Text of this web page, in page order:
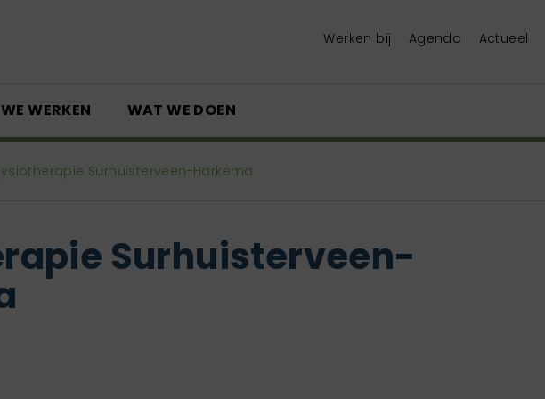
Werken bij Agenda Actueel
WERKEN WAT WE DOEN
Surhuisterveen-Harkema
Surhuisterveen-